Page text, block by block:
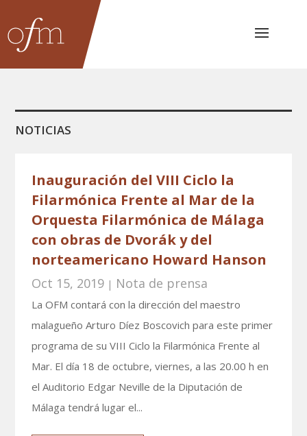
NOTICIAS
Inauguración del VIII Ciclo la
Filarmónica Frente al Mar de la
Orquesta Filarmónica de Málaga
con obras de Dvorák y del
norteamericano Howard Hanson
Oct 15, 2019 | Nota de prensa
La OFM contará con la dirección del maestro
malagueño Arturo Díez Boscovich para este primer
programa de su VIII Ciclo la Filarmónica Frente al
Mar. El día 18 de octubre, viernes, a las 20.00 h en
el Auditorio Edgar Neville de la Diputación de
Málaga tendrá lugar el...